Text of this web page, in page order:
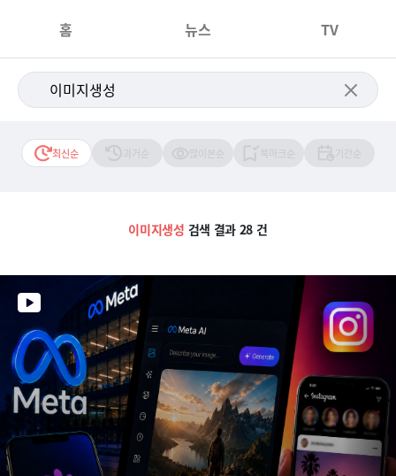
홈 뉴스 TV
최신순
이미지생성 검색 결과 28 건